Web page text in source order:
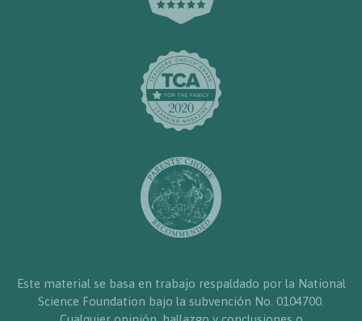
Este material se basa en trabajo respaldado por la National
Science Foundation bajo la subvención No. 0104700.